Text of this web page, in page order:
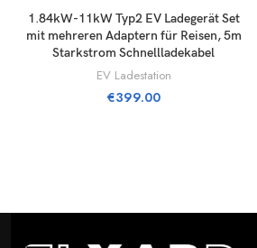
LÄGG TILL I VARUKORG
1.84kW-11kW Typ2 EV Ladegerät Set
mit mehreren Adaptern für Reisen, 5m
Starkstrom Schnellladekabel
EV Ladestation
€399.00